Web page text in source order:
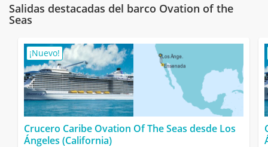
Salidas destacadas del barco Ovation of the
Seas
¡Nuevo!
Crucero Caribe Ovation Of The Seas desde Los
Ángeles (California)